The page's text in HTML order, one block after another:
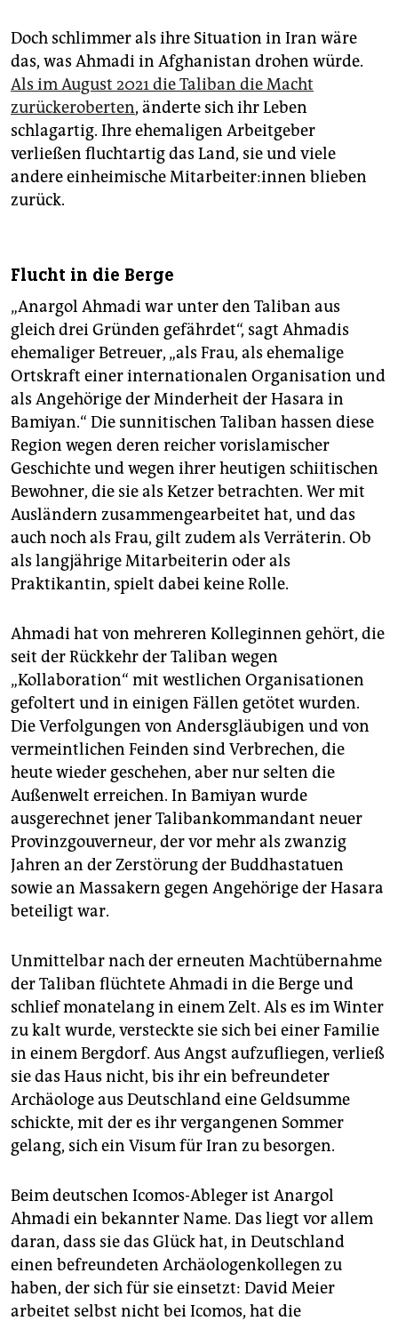
Doch schlimmer als ihre Si­tua­tion in Iran wäre
das, was Ahmadi in Afghanistan drohen würde.
Als im August 2021 die Taliban die Macht
zurückeroberten, änderte sich ihr Leben
schlagartig. Ihre ehemaligen Arbeitgeber
verließen fluchtartig das Land, sie und viele
andere einheimische Mit­ar­bei­te­r:in­nen blieben
zurück.
Flucht in die Berge
„Anargol Ahmadi war unter den Taliban aus
gleich drei Gründen gefährdet“, sagt Ahmadis
ehemaliger Betreuer, „als Frau, als ehemalige
Ortskraft einer internationalen Organisation und
als Angehörige der Minderheit der Hasara in
Bamiyan.“ Die sunnitischen Taliban hassen diese
Region wegen deren reicher vorislamischer
Geschichte und wegen ihrer heutigen schiitischen
Bewohner, die sie als Ketzer betrachten. Wer mit
Ausländern zusammengearbeitet hat, und das
auch noch als Frau, gilt zudem als Verräterin. Ob
als langjährige Mitarbeiterin oder als
Praktikantin, spielt dabei keine Rolle.
Ahmadi hat von mehreren Kolleginnen gehört, die
seit der Rückkehr der Taliban wegen
„Kollaboration“ mit westlichen Organisationen
gefoltert und in einigen Fällen getötet wurden.
Die Verfolgungen von Andersgläubigen und von
vermeintlichen Feinden sind Verbrechen, die
heute wieder geschehen, aber nur selten die
Außenwelt erreichen. In Bamiyan wurde
ausgerechnet jener Talibankommandant neuer
Provinzgouverneur, der vor mehr als zwanzig
Jahren an der Zerstörung der Buddhastatuen
sowie an Massakern gegen Angehörige der Hasara
beteiligt war.
Unmittelbar nach der erneuten Machtübernahme
der Taliban flüchtete Ahmadi in die Berge und
schlief monatelang in einem Zelt. Als es im Winter
zu kalt wurde, versteckte sie sich bei einer Familie
in einem Bergdorf. Aus Angst aufzufliegen, verließ
sie das Haus nicht, bis ihr ein befreundeter
Archäologe aus Deutschland eine Geldsumme
schickte, mit der es ihr vergangenen Sommer
gelang, sich ein Visum für Iran zu besorgen.
Beim deutschen Icomos-Ableger ist Anargol
Ahmadi ein bekannter Name. Das liegt vor allem
daran, dass sie das Glück hat, in Deutschland
einen befreundeten Archäologenkollegen zu
haben, der sich für sie einsetzt: David Meier
arbeitet selbst nicht bei Icomos, hat die